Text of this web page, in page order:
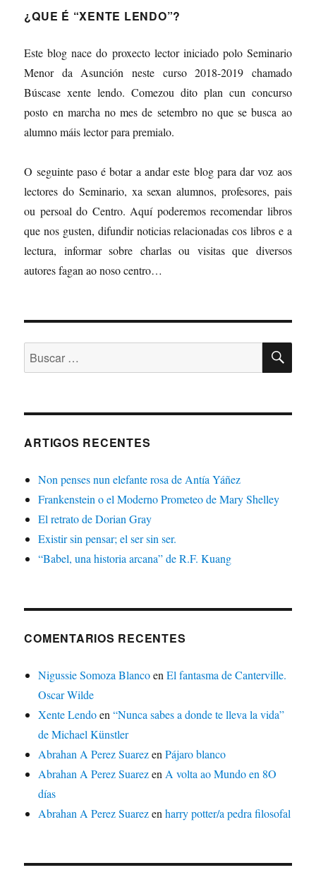
¿QUE É “XENTE LENDO”?
Este blog nace do proxecto lector iniciado polo Seminario
Menor da Asunción neste curso 2018-2019 chamado
Búscase xente lendo. Comezou dito plan cun concurso
posto en marcha no mes de setembro no que se busca ao
alumno máis lector para premialo.
O seguinte paso é botar a andar este blog para dar voz aos
lectores do Seminario, xa sexan alumnos, profesores, pais
ou persoal do Centro. Aquí poderemos recomendar libros
que nos gusten, difundir noticias relacionadas cos libros e a
lectura, informar sobre charlas ou visitas que diversos
autores fagan ao noso centro…
Buscar:
ARTIGOS RECENTES
Non penses nun elefante rosa de Antía Yáñez
Frankenstein o el Moderno Prometeo de Mary Shelley
El retrato de Dorian Gray
Existir sin pensar; el ser sin ser.
“Babel, una historia arcana” de R.F. Kuang
COMENTARIOS RECENTES
Nigussie Somoza BlancoenEl fantasma de Canterville.
Oscar Wilde
Xente Lendoen“Nunca sabes a donde te lleva la vida”
de Michael Künstler
Abrahan A Perez SuarezenPájaro blanco
Abrahan A Perez Suarezen A volta ao Mundo en 8O
días
Abrahan A Perez Suarezenharry potter/a pedra filosofal